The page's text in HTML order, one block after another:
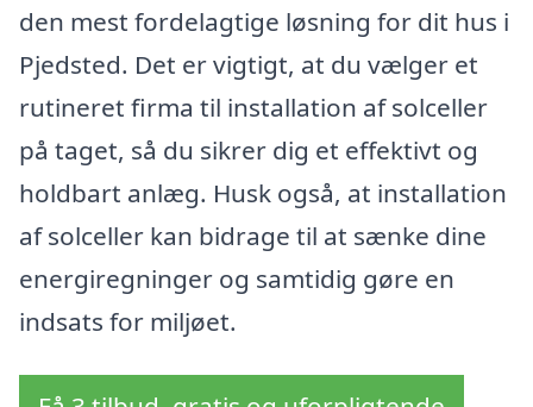
den mest fordelagtige løsning for dit hus i
Pjedsted. Det er vigtigt, at du vælger et
rutineret firma til installation af solceller
på taget, så du sikrer dig et effektivt og
holdbart anlæg. Husk også, at installation
af solceller kan bidrage til at sænke dine
energiregninger og samtidig gøre en
indsats for miljøet.